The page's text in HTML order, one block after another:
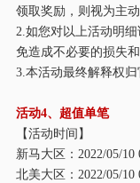
领取奖励，则视为主动
2.如您对以上活动明
免造成不必要的损失和
3.本活动最终解释权归
活动4、超值单笔
【活动时间】
新马大区： 2022/05/10
北美大区： 2022/05/10